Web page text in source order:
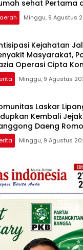
sehat Pertama
Terapis Gratis
dan umum.
Minggu, 9 Agustus
Kejahatan
Masyarakat,
Operasi Cipta
Minggu, 9 Agustus
Laskar
Kembali
Daeng
Bahwa
yang Tak
Minggu, 9 Agustus